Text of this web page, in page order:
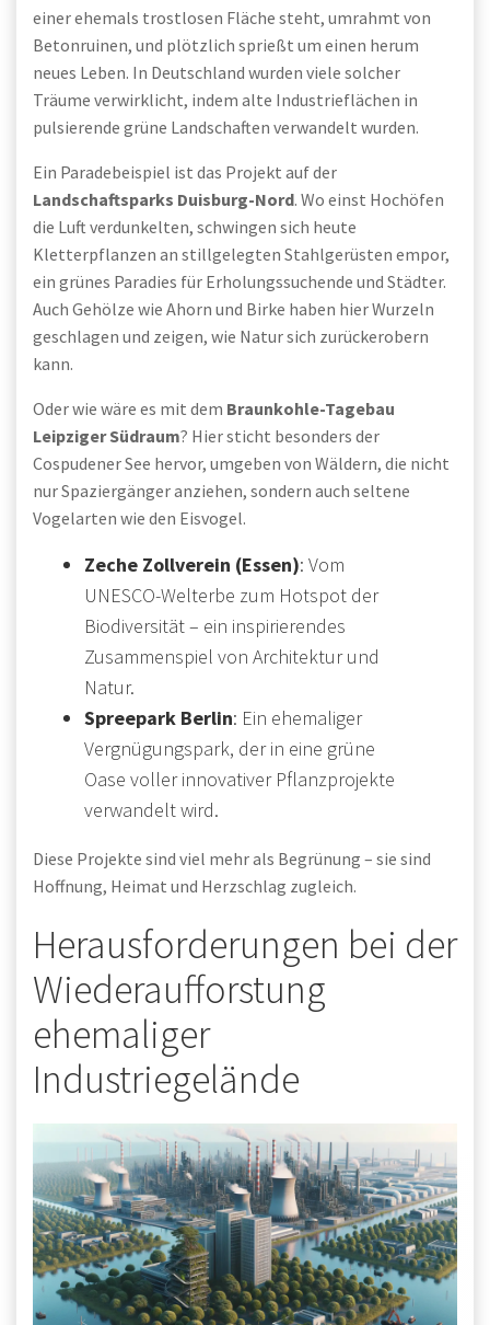
einer ehemals trostlosen Fläche steht, umrahmt von
Betonruinen, und plötzlich sprießt um einen herum
neues Leben. In Deutschland wurden viele solcher
Träume verwirklicht, indem alte Industrieflächen in
pulsierende grüne Landschaften verwandelt wurden.
Ein Paradebeispiel ist das Projekt auf der
Landschaftsparks Duisburg-Nord. Wo einst Hochöfen
die Luft verdunkelten, schwingen sich heute
Kletterpflanzen an stillgelegten Stahlgerüsten empor,
ein grünes Paradies für Erholungssuchende und Städter.
Auch Gehölze wie Ahorn und Birke haben hier Wurzeln
geschlagen und zeigen, wie Natur sich zurückerobern
kann.
Oder wie wäre es mit dem Braunkohle-Tagebau
Leipziger Südraum? Hier sticht besonders der
Cospudener See hervor, umgeben von Wäldern, die nicht
nur Spaziergänger anziehen, sondern auch seltene
Vogelarten wie den Eisvogel.
Zeche Zollverein (Essen): Vom
UNESCO-Welterbe zum Hotspot der
Biodiversität – ein inspirierendes
Zusammenspiel von Architektur und
Natur.
Spreepark Berlin: Ein ehemaliger
Vergnügungspark, der in eine grüne
Oase voller innovativer Pflanzprojekte
verwandelt wird.
Diese Projekte sind viel mehr als Begrünung – sie sind
Hoffnung, Heimat und Herzschlag zugleich.
Herausforderungen bei der
Wiederaufforstung
ehemaliger
Industriegelände